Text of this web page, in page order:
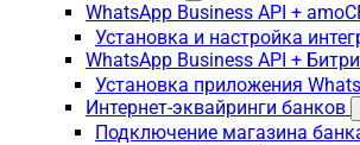
WhatsApp Business API +
Установка и настройка
WhatsApp Business API +
Установка приложения
Интернет-эквайринги банков
Подключение магазина